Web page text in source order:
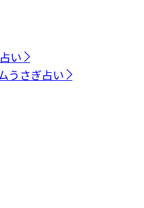
い
うさぎ占い